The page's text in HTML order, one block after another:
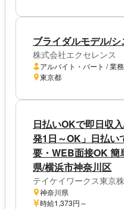
ブライダルモデル/
株式会社エクセレンス
アルバイト・パート / 業
東京都
日払いOKで即日収
発1日～OK」日払い
要・WEB面接OK 簡
県/横浜市神奈川区
テイケイワークス東京
神奈川県
時給1,373円～